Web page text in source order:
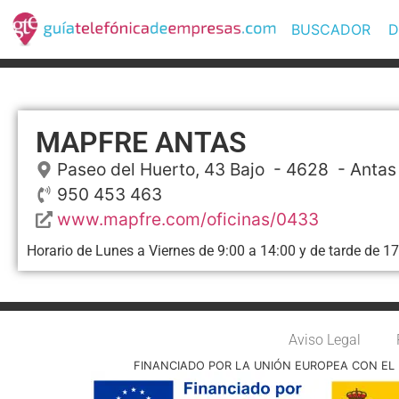
BUSCADOR
MAPFRE ANTAS
Paseo del Huerto, 43 Bajo - 4628 -Antas
950 453 463
www.mapfre.com/oficinas/0433
Horario de Lunes a Viernes de 9:00 a 14:00 y de tarde de
Aviso Legal
FINANCIADO POR LA UNIÓN EUROPEA CON